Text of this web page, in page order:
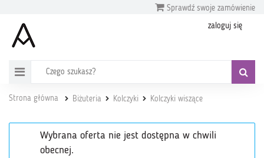
Sprawdź swoje zamówienie
zaloguj się
Strona główna Biżuteria Kolczyki Kolczyki wiszące
Wybrana oferta nie jest dostępna w chwili
obecnej.